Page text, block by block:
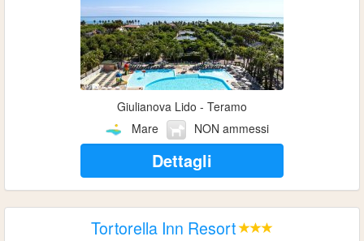
Giulianova Lido - Teramo
Mare
NON ammessi
Dettagli
Tortorella Inn Resort